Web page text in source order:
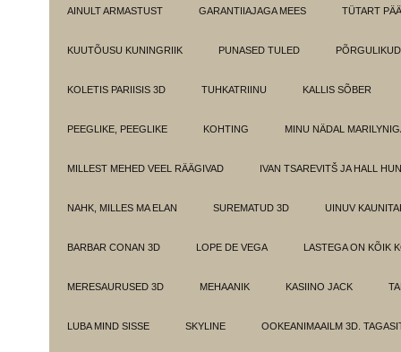
AINULT ARMASTUST GARANTIIAJAGA MEES TÜTART
KUUTÕUSU KUNINGRIIK PUNASED TULED
KOLETIS PARIISIS 3D TUHKATRIINU KALLIS SÕBER
PEEGLIKE, PEEGLIKE KOHTING MINU NÄDAL
MILLEST MEHED VEEL RÄÄGIVAD IVAN TSAREVITŠ JA HALL
NAHK, MILLES MA ELAN SUREMATUD 3D UINUV
BARBAR CONAN 3D LOPE DE VEGA LASTEGA ON KÕIK
MERESAURUSED 3D MEHAANIK KASIINO JACK
LUBA MIND SISSE SKYLINE OOKEANIMAAILM 3D.